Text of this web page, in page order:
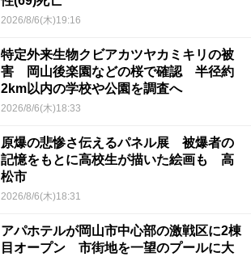
2026/8/6(木)19:16
特定外来生物クビアカツヤカミキリの被
害 岡山後楽園などの桜で確認 半径約
2km以内の学校や公園を調査へ
2026/8/6(木)18:33
原爆の悲惨さ伝えるパネル展 被爆者の
記憶をもとに高校生が描いた絵画も 高
松市
2026/8/6(木)18:31
アパホテルが岡山市中心部の激戦区に2棟
目オープン 市街地を一望のプールに大